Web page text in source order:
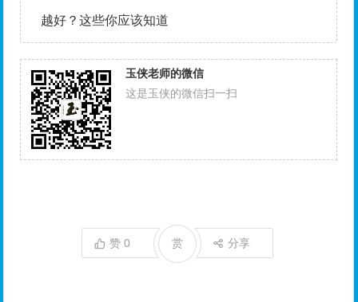
越好？这些你应该知道
玉侠老师的微信
这是玉侠的微信扫一扫
赞0 分享
赏